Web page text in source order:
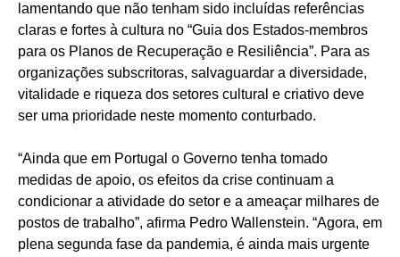
lamentando que não tenham sido incluídas referências
claras e fortes à cultura no “Guia dos Estados-membros
para os Planos de Recuperação e Resiliência”. Para as
organizações subscritoras, salvaguardar a diversidade,
vitalidade e riqueza dos setores cultural e criativo deve
ser uma prioridade neste momento conturbado.
“Ainda que em Portugal o Governo tenha tomado
medidas de apoio, os efeitos da crise continuam a
condicionar a atividade do setor e a ameaçar milhares de
postos de trabalho”, afirma Pedro Wallenstein. “Agora, em
plena segunda fase da pandemia, é ainda mais urgente